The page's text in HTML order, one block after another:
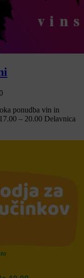
ponudba vin in
– 20.00 Delavnica